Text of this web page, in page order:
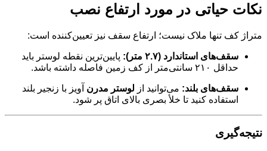
نکات حیاتی در مورد ارتفاع نصب
متراژ کف تنها ملاک نیست؛ ارتفاع سقف نیز تعیین‌کننده است:
سقف‌های استاندارد (۲.۷ متر):
پایین‌ترین نقطه لوستر باید
حداقل ۲۱۰ سانتی‌متر از کف زمین فاصله داشته باشد.
سقف‌های بلند: می‌توانید از لوستر مدرن آویز با زنجیر بلند
استفاده کنید تا خلأ بصری بالای اتاق پر شود.
نتیجه‌گیری